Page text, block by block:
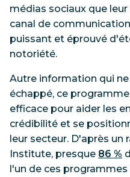
médias sociaux que
canal de
puissant et éprouvé
notoriété.
Autre information qui
échappé, ce
efficace pour aider les
crédibilité et se
leur secteur. D'après un
Institute, presque 86 %
l'un de ces